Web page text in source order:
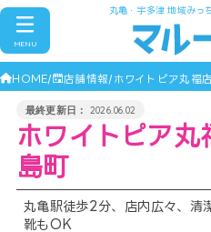
丸亀・宇多津 地域みっ
MENU
HOME 店舗情報 ホワイトピア丸福
2026.06.02
ホワイトピア
島町
丸亀駅徒歩2分、店内広々、清
靴もOK